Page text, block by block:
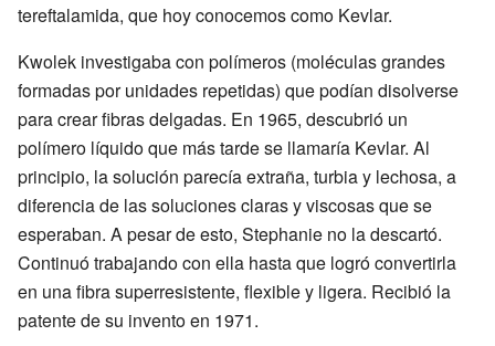
tereftalamida, que hoy conocemos como Kevlar.
Kwolek investigaba con polímeros (moléculas grandes
formadas por unidades repetidas) que podían disolverse
para crear fibras delgadas. En 1965, descubrió un
polímero líquido que más tarde se llamaría Kevlar. Al
principio, la solución parecía extraña, turbia y lechosa, a
diferencia de las soluciones claras y viscosas que se
esperaban. A pesar de esto, Stephanie no la descartó.
Continuó trabajando con ella hasta que logró convertirla
en una fibra superresistente, flexible y ligera. Recibió la
patente de su invento en 1971.